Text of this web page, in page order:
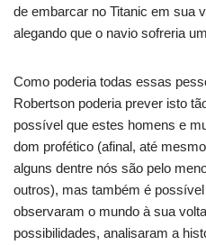
de embarcar no Titanic em sua
alegando que o navio sofreria
Como poderia todas essas
Robertson poderia prever isto
possível que estes homens e
dom profético (afinal, até
alguns dentre nós são pelo
outros), mas também é
observaram o mundo à sua
possibilidades, analisaram a